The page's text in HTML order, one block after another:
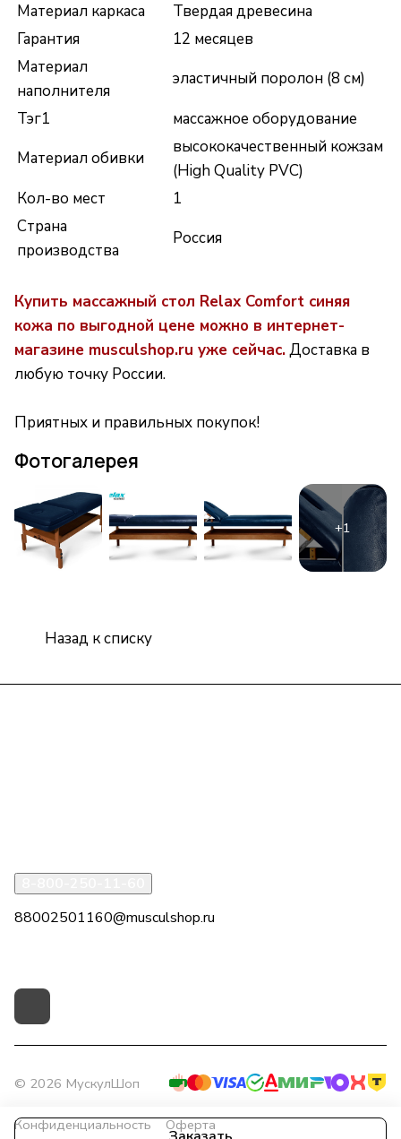
Материал каркаса
Твердая древесина
Гарантия
12 месяцев
Материал
наполнителя
эластичный поролон (8 см)
Тэг1
массажное оборудование
Материал обивки
высококачественный кожзам
(High Quality PVC)
Кол-во мест
1
Страна
производства
Россия
Купить массажный стол Relax Comfort синяя
кожа по выгодной цене можно в интернет-
магазине musculshop.ru уже сейчас.Доставка в
любую точку России.
Приятных и правильных покупок!
Фотогалерея
Назад к списку
88002501160@musculshop.ru
© 2026 МускулШоп
Конфиденциальность Оферта